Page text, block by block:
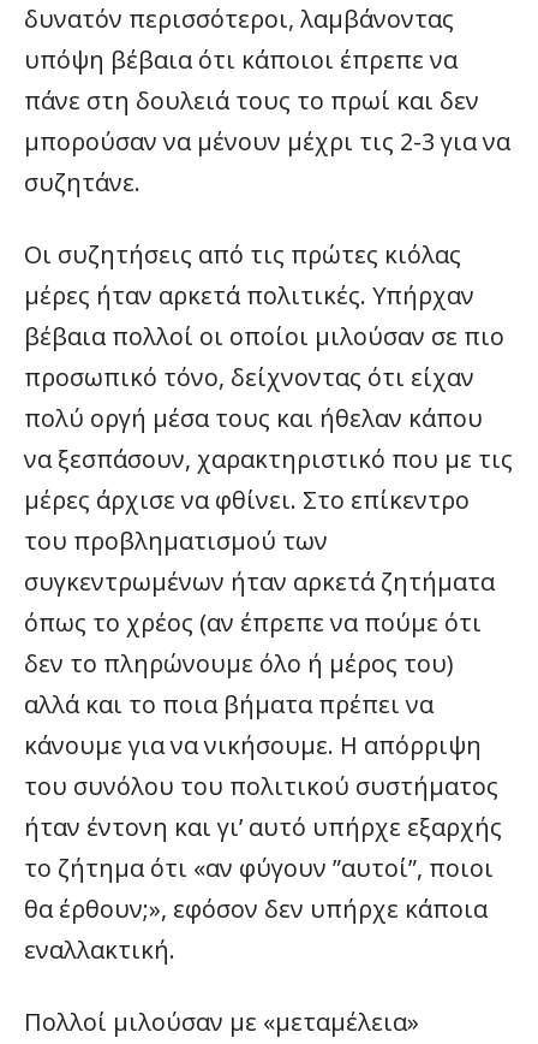
δυνατόν περισσότεροι, λαμβάνοντας
υπόψη βέβαια ότι κάποιοι έπρεπε να
πάνε στη δουλειά τους το πρωί και δεν
μπορούσαν να μένουν μέχρι τις 2-3 για να
συζητάνε.
Οι συζητήσεις από τις πρώτες κιόλας
μέρες ήταν αρκετά πολιτικές. Υπήρχαν
βέβαια πολλοί οι οποίοι μιλούσαν σε πιο
προσωπικό τόνο, δείχνοντας ότι είχαν
πολύ οργή μέσα τους και ήθελαν κάπου
να ξεσπάσουν, χαρακτηριστικό που με τις
μέρες άρχισε να φθίνει. Στο επίκεντρο
του προβληματισμού των
συγκεντρωμένων ήταν αρκετά ζητήματα
όπως το χρέος (αν έπρεπε να πούμε ότι
δεν το πληρώνουμε όλο ή μέρος του)
αλλά και το ποια βήματα πρέπει να
κάνουμε για να νικήσουμε. Η απόρριψη
του συνόλου του πολιτικού συστήματος
ήταν έντονη και γι’ αυτό υπήρχε εξαρχής
το ζήτημα ότι «αν φύγουν ”αυτοί”, ποιοι
θα έρθουν;», εφόσον δεν υπήρχε κάποια
εναλλακτική.
Πολλοί μιλούσαν με «μεταμέλεια»